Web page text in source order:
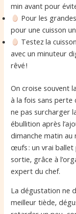
min avant pour
Pour les
pour une cuisson
Testez la
avec un minuteur
rêvé !
On croise souvent
à la fois sans perte
ne pas surcharger
ébullition après
dimanche matin
œufs : un vrai
sortie, grâce à
expert du chef.
La dégustation ne
meilleur tiède,